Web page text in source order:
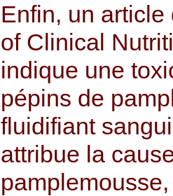
Enfin, un
of Clinical
indique une
pépins de
fluidifiant
attribue la